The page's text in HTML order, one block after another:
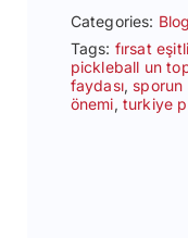
Categories: Blog
Tags: fırsat
pickleball un
faydası, sporun
önemi, turkiye